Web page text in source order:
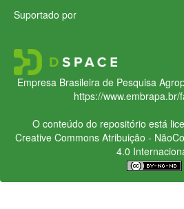
Suportado por
Empresa Brasileira de Pesquisa
https://www.embrapa.br/
O conteúdo do repositório está
Creative CommonsAtribuição -
4.0